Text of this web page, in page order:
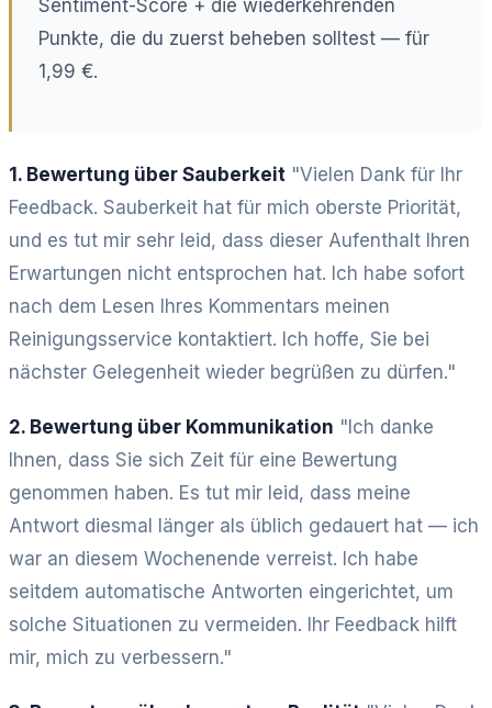
Sentiment-Score + die wiederkehrenden
Punkte, die du zuerst beheben solltest — für
1,99 €.
1. Bewertung über Sauberkeit "Vielen Dank für Ihr
Feedback. Sauberkeit hat für mich oberste Priorität,
und es tut mir sehr leid, dass dieser Aufenthalt Ihren
Erwartungen nicht entsprochen hat. Ich habe sofort
nach dem Lesen Ihres Kommentars meinen
Reinigungsservice kontaktiert. Ich hoffe, Sie bei
nächster Gelegenheit wieder begrüßen zu dürfen."
2. Bewertung über Kommunikation "Ich danke
Ihnen, dass Sie sich Zeit für eine Bewertung
genommen haben. Es tut mir leid, dass meine
Antwort diesmal länger als üblich gedauert hat — ich
war an diesem Wochenende verreist. Ich habe
seitdem automatische Antworten eingerichtet, um
solche Situationen zu vermeiden. Ihr Feedback hilft
mir, mich zu verbessern."